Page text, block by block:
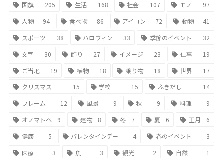
国旗 205 生活 168 社会 107 モノ
97
人物
94 食べ物 86 アイコン 72 動物
41
スポーツ
38 ハロウィン 33 季節のイベント
32
文字
30 飾り 27 イメージ 23 仕事
19
ご当地
19 植物 18 乗り物 18 世界
17
クリスマス
15 学校 15 ふきだし
14
フレーム
12 風景 9 秋 9 料理
9
オノマトペ
9 建物 8 冬 7 夏 6 正月
6
健康
5 バレンタインデー 4 春のイベント
3
医療
3 魚 3 観光 2 自然 1